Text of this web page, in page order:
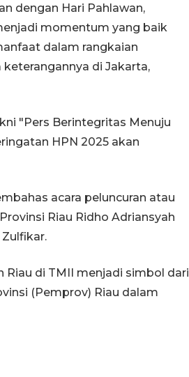
dengan Hari Pahlawan,
momentum yang baik
dalam rangkaian
di Jakarta,
"Pers Berintegritas Menuju
HPN 2025 akan
acara peluncuran atau
Riau Ridho Adriansyah
Riau di TMII menjadi simbol dari
(Pemprov) Riau dalam